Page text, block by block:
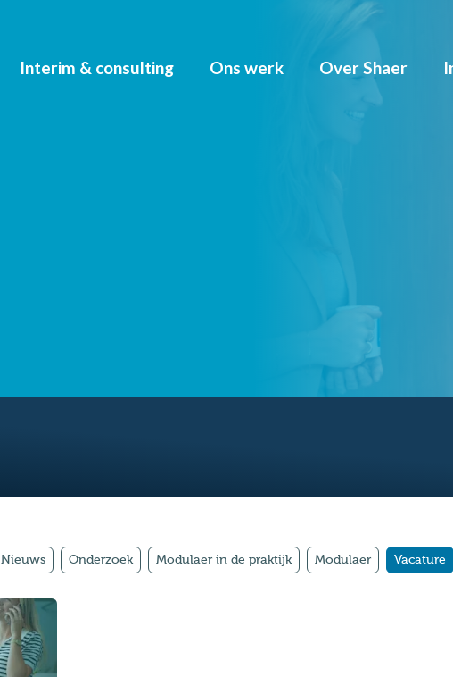
Interim & consulting Ons werk Over Shaer
Nieuws Onderzoek Modulaer in de praktijk Modulaer Vacature